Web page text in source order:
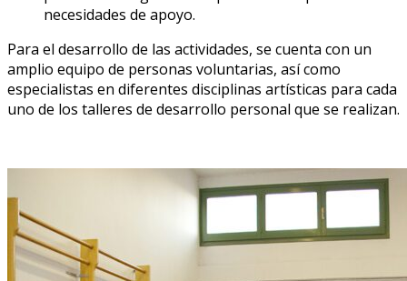
necesidades de apoyo.
Para el desarrollo de las actividades, se cuenta con un
amplio equipo de personas voluntarias, así como
especialistas en diferentes disciplinas artísticas para cada
uno de los talleres de desarrollo personal que se realizan.